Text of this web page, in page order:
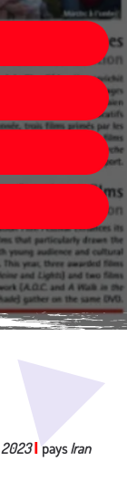
2023 paysIran